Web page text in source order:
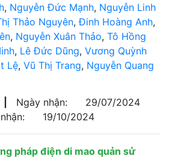
, Nguyễn Đức Mạnh, Nguyễn Linh
Thảo Nguyên,Đinh Hoàng Anh,
, Nguyễn Xuân Thảo, Tô Hồng
, Lê Đức Dũng, Vương Quỳnh
Lệ, Vũ Thị Trang, Nguyễn Quang
Ngày nhận:
29/07/2024
19/10/2024
pháp điện di mao quản sử